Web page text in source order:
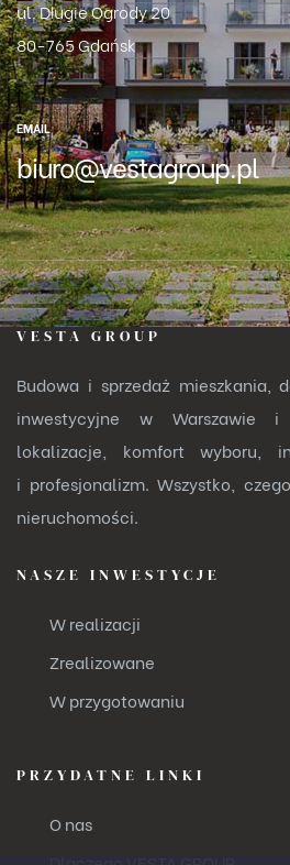
ul. Długie Ogrody 20
80-765 Gdańsk
EMAIL
biuro@vestagroup.pl
VESTA GROUP
Budowa i sprzedaż mieszkania,
inwestycyjne w Warszawie i
lokalizacje, komfort wyboru,
i profesjonalizm. Wszystko,
nieruchomości.
NASZE INWESTYCJE
W realizacji
Zrealizowane
W przygotowaniu
PRZYDATNE LINKI
O nas